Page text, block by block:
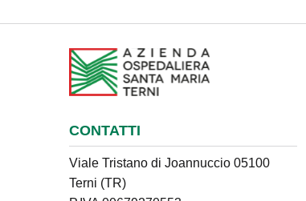
CONTATTI
Viale Tristano di Joannuccio 05100
Terni (TR)